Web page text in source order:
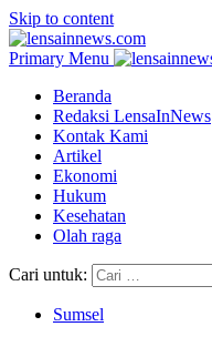
Skip to content
Primary Menu
Beranda
Redaksi LensaInNews
Kontak Kami
Artikel
Ekonomi
Hukum
Kesehatan
Olah raga
Cari untuk:
Sumsel